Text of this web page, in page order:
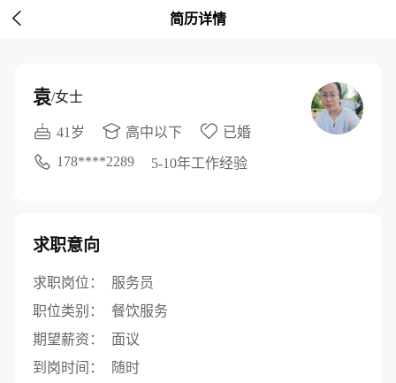
 简历详情
袁/女士
41岁 高中以下
已婚
178****2289
5-10年工作经验
求职意向
求职岗位：
服务员
职位类别：
餐饮服务
期望薪资：
面议
到岗时间：
随时